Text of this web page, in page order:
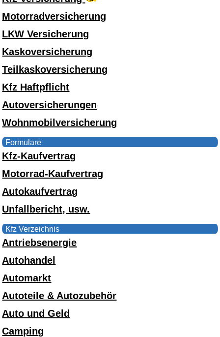
Motorradversicherung
LKW Versicherung
Kaskoversicherung
Teilkaskoversicherung
Kfz Haftpflicht
Autoversicherungen
Wohnmobilversicherung
Formulare
Kfz-Kaufvertrag
Motorrad-Kaufvertrag
Autokaufvertrag
Unfallbericht, usw.
Kfz Verzeichnis
Antriebsenergie
Autohandel
Automarkt
Autoteile & Autozubehör
Auto und Geld
Camping